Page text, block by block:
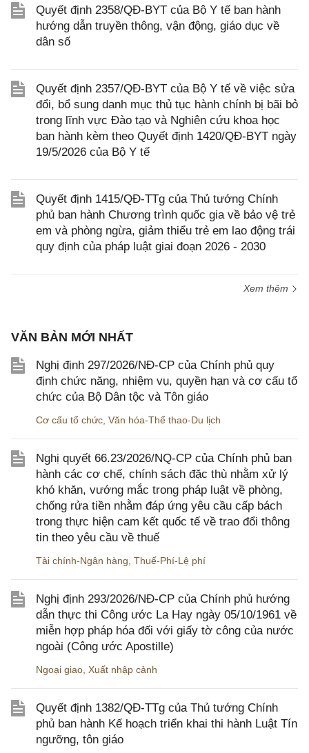
Quyết định 2358/QĐ-BYT của Bộ Y tế ban hành
hướng dẫn truyền thông, vận động, giáo dục về
dân số
Quyết định 2357/QĐ-BYT của Bộ Y tế về việc sửa
đổi, bổ sung danh mục thủ tục hành chính bị bãi bỏ
trong lĩnh vực Đào tạo và Nghiên cứu khoa học
ban hành kèm theo Quyết định 1420/QĐ-BYT ngày
19/5/2026 của Bộ Y tế
Quyết định 1415/QĐ-TTg của Thủ tướng Chính
phủ ban hành Chương trình quốc gia về bảo vệ trẻ
em và phòng ngừa, giảm thiểu trẻ em lao động trái
quy định của pháp luật giai đoạn 2026 - 2030
Xem thêm
VĂN BẢN MỚI NHẤT
Nghị định 297/2026/NĐ-CP của Chính phủ quy
định chức năng, nhiệm vụ, quyền hạn và cơ cấu tổ
chức của Bộ Dân tộc và Tôn giáo
Cơ cấu tổ chức Văn hóa-Thể thao-Du lịch
Nghị quyết 66.23/2026/NQ-CP của Chính phủ ban
hành các cơ chế, chính sách đặc thù nhằm xử lý
khó khăn, vướng mắc trong pháp luật về phòng,
chống rửa tiền nhằm đáp ứng yêu cầu cấp bách
trong thực hiện cam kết quốc tế về trao đổi thông
tin theo yêu cầu về thuế
Tài chính-Ngân hàng Thuế-Phí-Lệ phí
Nghị định 293/2026/NĐ-CP của Chính phủ hướng
dẫn thực thi Công ước La Hay ngày 05/10/1961 về
miễn hợp pháp hóa đối với giấy tờ công của nước
ngoài (Công ước Apostille)
Ngoại giao Xuất nhập cảnh
Quyết định 1382/QĐ-TTg của Thủ tướng Chính
phủ ban hành Kế hoạch triển khai thi hành Luật Tín
ngưỡng, tôn giáo